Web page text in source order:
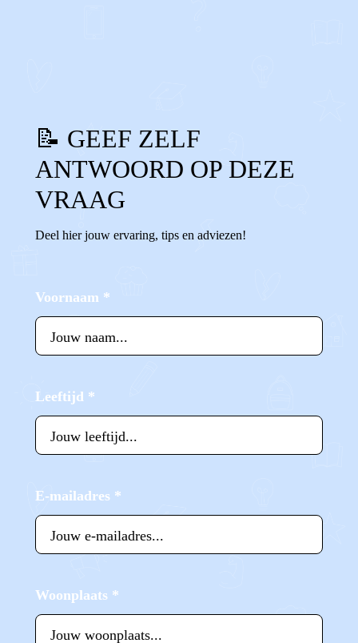
📝 GEEF ZELF
ANTWOORD OP DEZE
VRAAG
Deel hier jouw ervaring, tips en adviezen!
Voornaam *
Leeftijd *
E-mailadres *
Woonplaats *